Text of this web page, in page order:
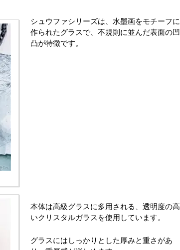
シュウファシリーズは、水墨画をモチーフに
作られたグラスで、不規則に並んだ表面の凹
凸が特徴です。
本体は高級グラスに多用される、透明度の高
いクリスタルガラスを使用しています。
グラスにはしっかりとした厚みと重さがあ